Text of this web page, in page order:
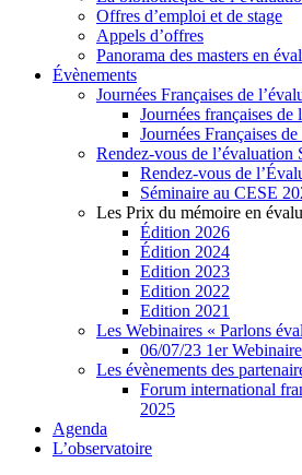
Offres d’emploi et de stage
Appels d’offres
Panorama des masters en
Évènements
Journées Françaises de
Journées françaises de
Journées Françaises
Rendez-vous de l’évaluation
Rendez-vous de
Séminaire au CESE
Les Prix du mémoire en
Édition 2026
Édition 2024
Edition 2023
Edition 2022
Edition 2021
Les Webinaires « Parlons
06/07/23 1er
Les évènements des
Forum international
2025
Agenda
L’observatoire